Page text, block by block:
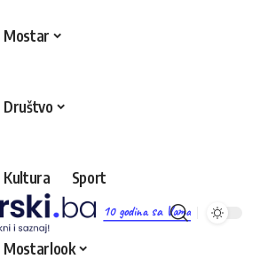
10 godina sa Vama
Mostar
Društvo
Kultura Sport
Mostarlook